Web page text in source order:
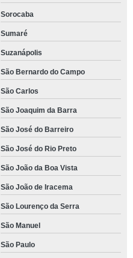
Sorocaba
Sumaré
Suzanápolis
São Bernardo do Campo
São Carlos
São Joaquim da Barra
São José do Barreiro
São José do Rio Preto
São João da Boa Vista
São João de Iracema
São Lourenço da Serra
São Manuel
São Paulo